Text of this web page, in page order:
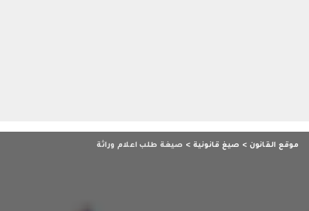
موقع القانون > صيغ قانونية > صيغة طلب اعلام وراثة